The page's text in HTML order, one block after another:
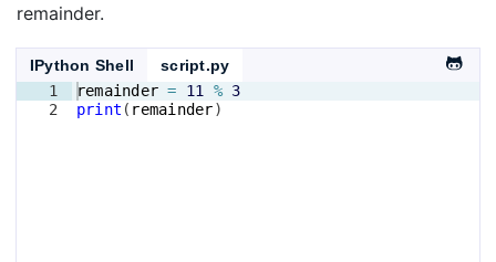
remainder.
IPython Shell
script.py
1
2
remainder = 11 % 3
print ( remainder)